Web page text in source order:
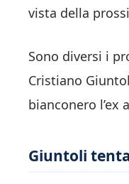
vista della
Sono diversi i
Cristiano
bianconero l’ex
Giuntoli